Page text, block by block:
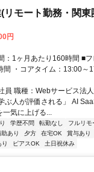
リモート勤務・関東
円
：1ヶ月あたり160時間 ■
・コアタイム：13:00～
員 職種：Webサービス法
人が評価される」 AI
一気に上げる...
学歴不問 転勤なし フルリモ
あり 夕方 在宅OK 賞与あり
ピアスOK 土日祝休み